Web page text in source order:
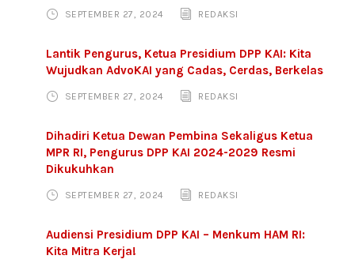
SEPTEMBER 27, 2024 REDAKSI
Lantik Pengurus, Ketua Presidium DPP KAI: Kita
Wujudkan AdvoKAI yang Cadas, Cerdas, Berkelas
SEPTEMBER 27, 2024 REDAKSI
Dihadiri Ketua Dewan Pembina Sekaligus Ketua
MPR RI, Pengurus DPP KAI 2024-2029 Resmi
Dikukuhkan
SEPTEMBER 27, 2024 REDAKSI
Audiensi Presidium DPP KAI – Menkum HAM RI:
Kita Mitra Kerja!